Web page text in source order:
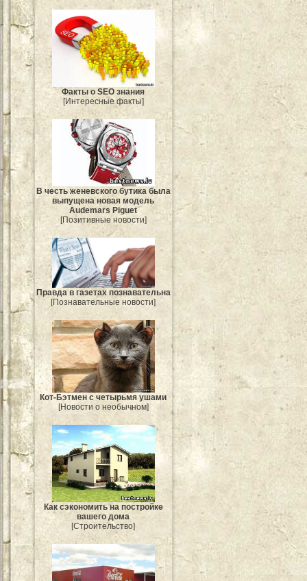
Факты о SEO знания
[Интересные факты]
В честь женевского бутика была
выпущена новая модель
Audemars Piguet
[Позитивные новости]
Правда в газетах познавательна
[Познавательные новости]
Кот-Бэтмен с четырьмя ушами
[Новости о необычном]
Как сэкономить на постройке
вашего дома
[Строительство]